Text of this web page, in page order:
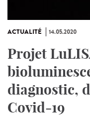
ACTUALITÉ 14.05.2020
Projet
diagnostic,
Covid-19